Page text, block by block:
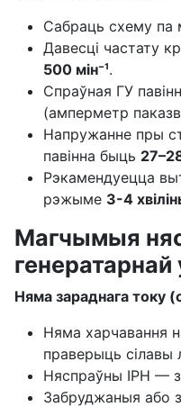
Сабраць схему па
Давесці частату
500 мін⁻¹.
Спраўная ГУ
(амперметр
Напружанне пры
павінна быць
Рэкамендуецца
рэжыме 3-4
Магчымыя
генератарнай
Няма зараднага току
Няма харчавання
праверыць сілавы
Няспраўны ІРН —
Забруджаныя або